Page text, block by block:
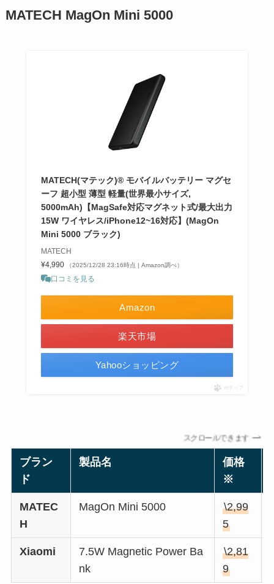
MATECH MagOn Mini 5000
MATECH(マテック)® モバイルバッテリー マグセ
ーフ 超小型 薄型 軽量(世界最小サイズ,
5000mAh)【MagSafe対応マグネット式/最大出力
15W ワイヤレス/iPhone12~16対応】(MagOn
Mini 5000 ブラック)
MATECH
¥4,990
（2025/12/28 23:16時点 | Amazon調べ）
口コミを見る
Amazon
楽天市場
Yahooショッピング
ポチップ
スクロールできます
ブラン
ド
製品名
価格
※
MATEC
H
MagOn Mini 5000
\2,99
5
Xiaomi
7.5W Magnetic Power Ba
nk
\2,81
9